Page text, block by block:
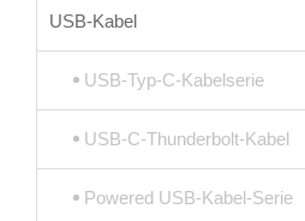
USB-Kabel
USB-Typ-C-Kabelserie
USB-C-Thunderbolt-Kabel
Powered USB-Kabel-Serie